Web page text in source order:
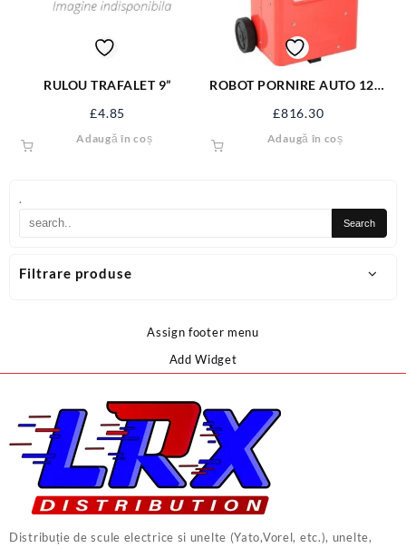
.
Filtrare produse
RULOU TRAFALET 9”
£4.85
Adaugă în coș
ROBOT PORNIRE AUTO 12V-
£816.30
Adaugă în coș
Assign footer menu
Add Widget
Distribuție de scule electrice si unelte (Yato,Vorel, etc.), unelte,